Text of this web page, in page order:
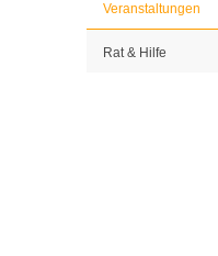
Veranstaltungen
Rat & Hilfe